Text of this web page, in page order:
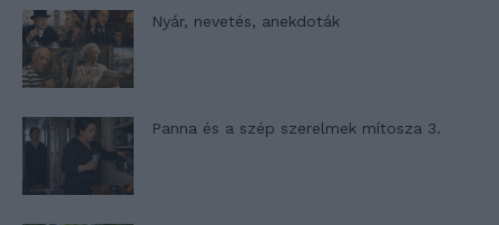
Nyár, nevetés, anekdoták
Panna és a szép szerelmek mítosza 3.